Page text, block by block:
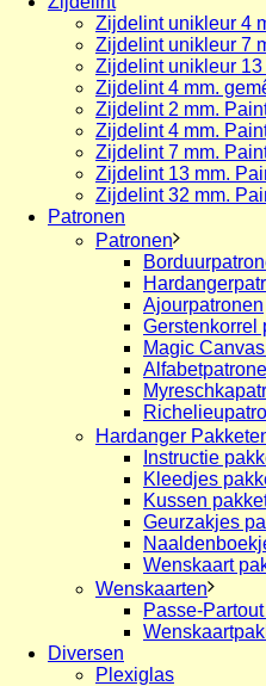
Zijdelint unikleur 4
Zijdelint unikleur 7
Zijdelint unikleur 13
Zijdelint 4 mm.
Zijdelint 2 mm.
Zijdelint 4 mm.
Zijdelint 7 mm.
Zijdelint 13 mm.
Zijdelint 32 mm.
Patronen
Patronen
Ajourpatronen
Gerstenkorrel
Magic
Hardanger
Instructie
Kleedjes
Kussen
Geurzakjes
Wenskaart
Wenskaarten
Passe-
Diversen
Plexiglas